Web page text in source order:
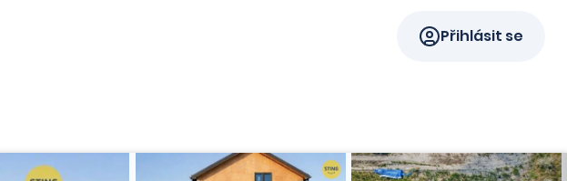
Přihlásit se